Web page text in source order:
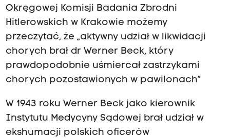
Okręgowej Komisji Badania Zbrodni
Hitlerowskich w Krakowie możemy
przeczytać, że „aktywny udział w likwidacji
chorych brał dr Werner Beck, który
prawdopodobnie uśmiercał zastrzykami
chorych pozostawionych w pawilonach”
W 1943 roku Werner Beck jako kierownik
Instytutu Medycyny Sądowej brał udział w
ekshumacji polskich oficerów